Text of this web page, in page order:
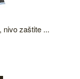
nivo zaštite ...